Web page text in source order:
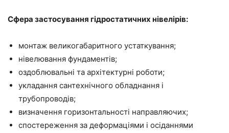
Сфера застосування гідростатичних нівелірів:
монтаж великогабаритного устаткування;
нівелювання фундаментів;
оздоблювальні та архітектурні роботи;
укладання сантехнічного обладнання і
трубопроводів;
визначення горизонтальності направляючих;
спостереження за деформаціями і осіданнями